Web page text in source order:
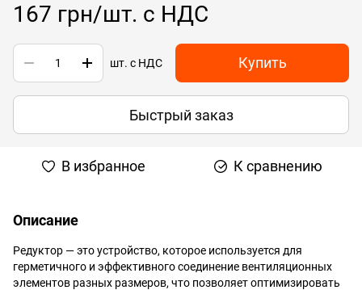
167 грн/шт. с НДС
шт. с НДС Купить
Быстрый заказ
В избранное К сравнению
Описание
Редуктор — это устройство, которое используется для
герметичного и эффективного соединение вентиляционных
элементов разных размеров, что позволяет оптимизировать